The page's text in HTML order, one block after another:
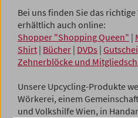
Bei uns finden Sie das
erhältlich auch online:
Shopper "Shopping Queen" |
Shirt | Bücher | DVDs |
Zehnerblöcke und
Unsere Upcycling-Produkte
Wörkerei, einem
und Volkshilfe Wien, in